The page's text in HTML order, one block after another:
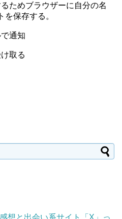
ためブラウザーに自分の名
保存する。
通知
取る
想と出会い系サイト「X」っ